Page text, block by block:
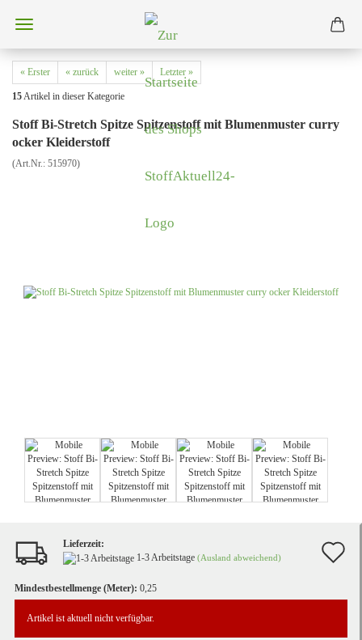
« Erster « zurück weiter » Letzter »
15Artikel in dieser Kategorie
Stoff Bi-Stretch Spitze Spitzenstoff mit Blumenmuster curry
ocker Kleiderstoff
(Art.Nr.: 515970)
Lieferzeit:
1-3 Arbeitstage (Ausland abweichend)
Mindestbestellmenge (Meter): 0,25
Artikel ist aktuell nicht verfügbar.